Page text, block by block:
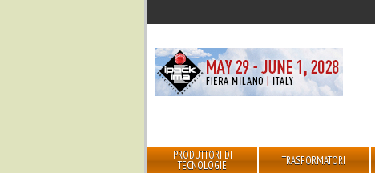
PRODUTTORI DI
TECNOLOGIE TRASFORMATORI